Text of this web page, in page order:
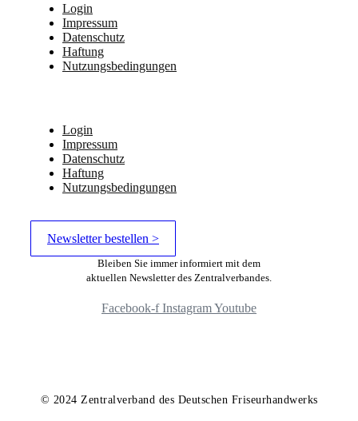
Login
Impressum
Datenschutz
Haftung
Nutzungsbedingungen
Login
Impressum
Datenschutz
Haftung
Nutzungsbedingungen
Newsletter bestellen >
Bleiben Sie immer informiert mit dem
aktuellen Newsletter des Zentralverbandes.
Facebook-f InstagramYoutube
© 2024 Zentralverband des Deutschen Friseurhandwerks